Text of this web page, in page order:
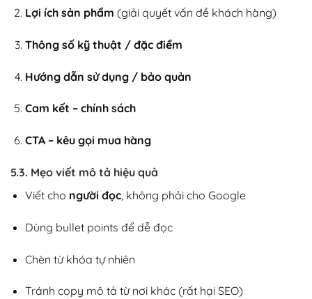
Lợi ích sản phẩm (giải quyết vấn đề khách hàng)
Thông số kỹ thuật / đặc điểm
Hướng dẫn sử dụng / bảo quản
Cam kết – chính sách
CTA – kêu gọi mua hàng
5.3. Mẹo viết mô tả hiệu quả
Viết cho người đọc, không phải cho Google
Dùng bullet points để dễ đọc
Chèn từ khóa tự nhiên
Tránh copy mô tả từ nơi khác (rất hại SEO)